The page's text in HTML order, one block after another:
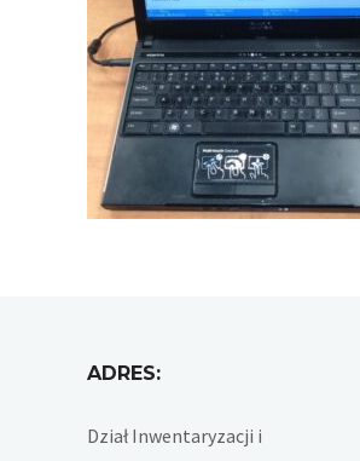
ADRES:
Dział Inwentaryzacji i